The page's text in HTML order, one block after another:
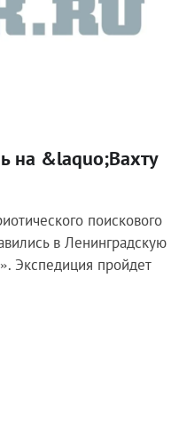
на &laquo;Вахту
поискового
в Ленинградскую
Экспедиция пройдет